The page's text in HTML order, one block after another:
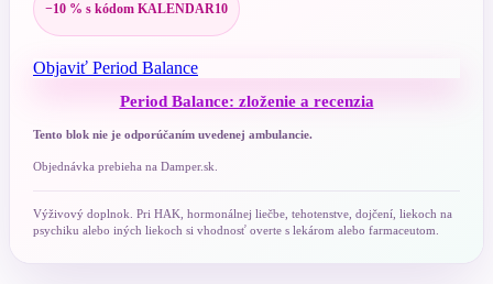
−10 % s kódom KALENDAR10
Objaviť Period Balance
Period Balance: zloženie a recenzia
Tento blok nie je odporúčaním uvedenej ambulancie.
Objednávka prebieha na Damper.sk.
Výživový doplnok. Pri HAK, hormonálnej liečbe, tehotenstve, dojčení, liekoch na
psychiku alebo iných liekoch si vhodnosť overte s lekárom alebo farmaceutom.